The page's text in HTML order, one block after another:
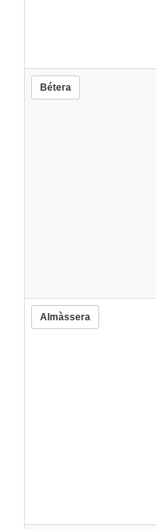
Bétera
Almàssera